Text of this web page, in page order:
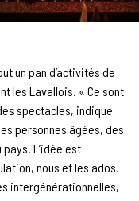
un pan d’activités de
les Lavallois. « Ce sont
spectacles, indique
personnes âgées, des
L’idée est
nous et les ados.
intergénérationnelles,